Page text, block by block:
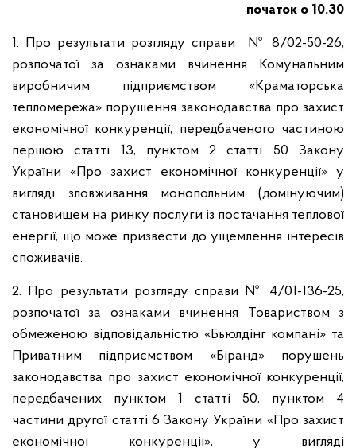
початок о 10.30
1. Про результати розгляду справи № 8/02-50-26,
розпочатої за ознаками вчинення Комунальним
виробничим підприємством «Краматорська
тепломережа» порушення законодавства про захист
економічної конкуренції, передбаченого частиною
першою статті 13, пунктом 2 статті 50 Закону
України «Про захист економічної конкуренції» у
вигляді зловживання монопольним (домінуючим)
становищем на ринку послуги із постачання теплової
енергії, що може призвести до ущемлення інтересів
споживачів.
2. Про результати розгляду справи № 4/01-136-25,
розпочатої за ознаками вчинення Товариством з
обмеженою відповідальністю «Бьюлдінг компані» та
Приватним підприємством «Біранд» порушень
законодавства про захист економічної конкуренції,
передбачених пунктом 1 статті 50, пунктом 4
частини другої статті 6 Закону України «Про захист
економічної конкуренції», у вигляді